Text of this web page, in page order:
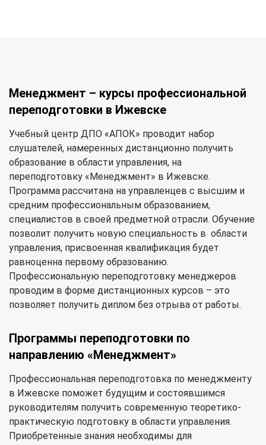
Менеджмент – курсы профессиональной
переподготовки в Ижевске
Учебный центр ДПО «АПОК» проводит набор
слушателей, намеренных дистанционно получить
образование в области управления, на
переподготовку «Менеджмент» в Ижевске.
Программа рассчитана на управленцев с высшим и
средним профессиональным образованием,
специалистов в своей предметной отрасли. Обучение
позволит получить новую специальность в области
управления, присвоенная квалификация будет
равноценна первому образованию.
Профессиональную переподготовку менеджеров
проводим в форме дистанционных курсов – это
позволяет получить диплом без отрыва от работы.
Программы переподготовки по
направлению «Менеджмент»
Профессиональная переподготовка по менеджменту
в Ижевске поможет будущим и состоявшимся
руководителям получить современную теоретико-
практическую подготовку в области управления.
Приобретенные знания необходимы для